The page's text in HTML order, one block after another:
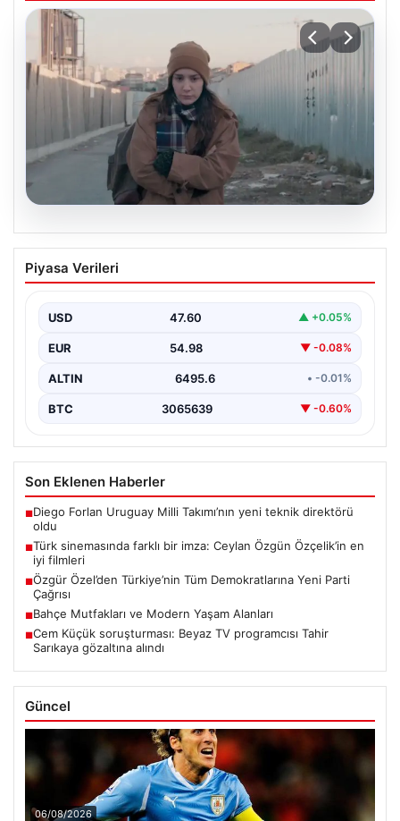
Türk sinemasında farklı bir imza: Ceylan
Özgün Özçelik’in en iyi filmleri
Piyasa Verileri
USD 47.60 ▲ +0.05%
EUR 54.98 ▼ -0.08%
ALTIN 6495.6 • -0.01%
BTC 3065639 ▼ -0.60%
Son Eklenen Haberler
■Diego Forlan Uruguay Milli Takımı’nın yeni teknik direktörü
oldu
■Türk sinemasında farklı bir imza: Ceylan Özgün Özçelik’in en
iyi filmleri
■Özgür Özel’den Türkiye’nin Tüm Demokratlarına Yeni Parti
Çağrısı
■Bahçe Mutfakları ve Modern Yaşam Alanları
■Cem Küçük soruşturması: Beyaz TV programcısı Tahir
Sarıkaya gözaltına alındı
Güncel
06/08/2026